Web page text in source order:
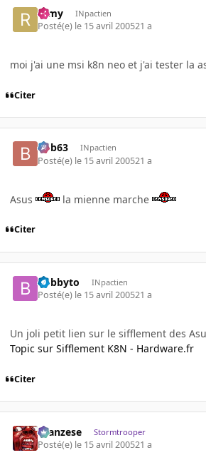
ramy INpactien
Posté(e) le 15 avril 200521 a
moi j'ai une msi k8n neo et j'ai tester la
Citer
bob63 INpactien
Posté(e) le 15 avril 200521 a
Asus la mienne marche
Citer
bobbyto INpactien
Posté(e) le 15 avril 200521 a
Un joli petit lien sur le sifflement des
Topic sur Sifflement K8N - Hardware.fr
Citer
ilcanzese Stormtrooper
Posté(e) le 15 avril 200521 a